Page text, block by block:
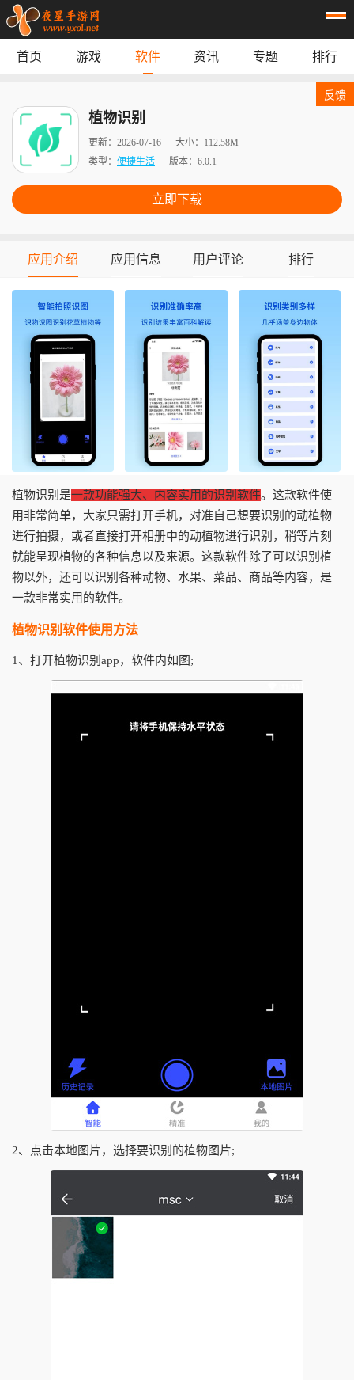
专题 榜单
首页 游戏 软件 资讯 专题 排行
植物识别
更新： 2026-07-16 大小： 112.58M
类型： 便捷生活 版本： 6.0.1
立即下载
反馈
应用介绍 应用信息 用户评论 排行
植物识别是一款功能强大、内容实用的识别软件。这款软件使
用非常简单，大家只需打开手机，对准自己想要识别的动植物
进行拍摄，或者直接打开相册中的动植物进行识别，稍等片刻
就能呈现植物的各种信息以及来源。这款软件除了可以识别植
物以外，还可以识别各种动物、水果、菜品、商品等内容，是
一款非常实用的软件。
植物识别软件使用方法
1、打开植物识别app，软件内如图;
2、点击本地图片，选择要识别的植物图片;